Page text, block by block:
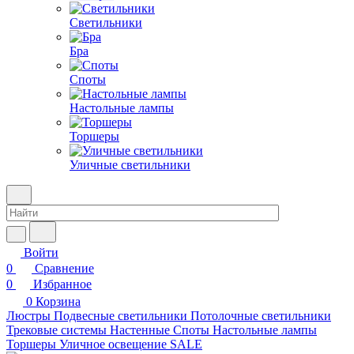
Светильники
Бра
Споты
Настольные лампы
Торшеры
Уличные светильники
Войти
0
Сравнение
0
Избранное
0 Корзина
Люстры Подвесные светильники Потолочные светильники
Трековые системы Настенные Споты Настольные лампы
Торшеры Уличное освещение SALE